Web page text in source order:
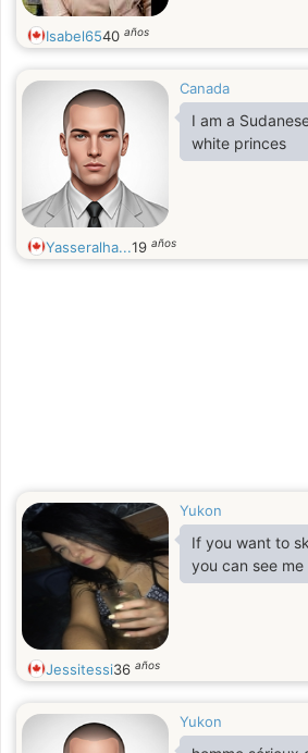
Isabel6540 años
Canada
I am a
white princes
Yasseralha...19 años
Yukon
If you want to
you can see
Jessitessi36 años
Yukon